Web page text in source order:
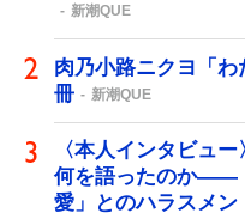
新潮QUE
肉乃小路ニクヨ「
冊
新潮QUE
〈本人インタビュ
何を語ったのか――
愛」とのハラスメン